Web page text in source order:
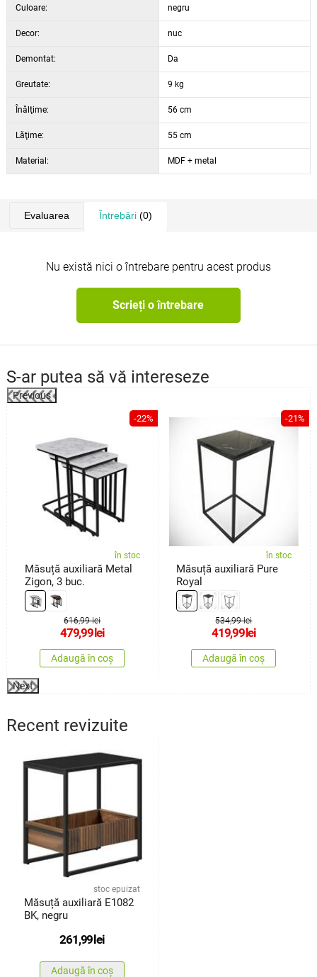
Culoare: negru
Decor: nuc
Demontat: Da
Greutate: 9 kg
Înălţime: 56 cm
Lăţime: 55 cm
Material: MDF + metal
Evaluarea Întrebări(0)
Nu există nici o întrebare pentru acest produs
Scrieți o întrebare
S-ar putea să vă intereseze
Previous
-22%
în stoc
Măsuță auxiliară Metal
Zigon, 3 buc.
616,99 lei
479,99lei
Adaugă în coș
-21%
în stoc
Măsuță auxiliară Pure
Royal
534,99 lei
419,99lei
Adaugă în coș
Next
Recent revizuite
stoc epuizat
Măsuță auxiliară E1082
BK, negru
261,99 lei
Adaugă în coș